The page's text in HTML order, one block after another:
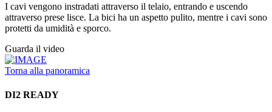
I cavi vengono instradati attraverso il telaio, entrando e uscendo
attraverso prese lisce. La bici ha un aspetto pulito, mentre i cavi sono
protetti da umidità e sporco.
Guarda il video
Torna alla panoramica
DI2 READY